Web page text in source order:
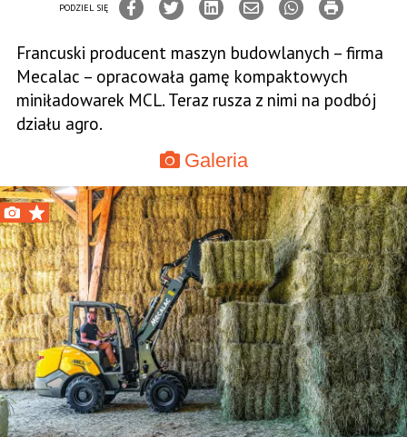
PODZIEL SIĘ
Francuski producent maszyn budowlanych – firma
Mecalac – opracowała gamę kompaktowych
miniładowarek MCL. Teraz rusza z nimi na podbój
działu agro.
Galeria